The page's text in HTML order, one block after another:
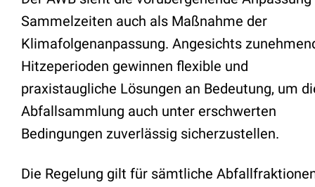
Sammelzeiten auch als Maßnahme der
Klimafolgenanpassung. Angesichts
Hitzeperioden gewinnen flexible und
praxistaugliche Lösungen an Bedeutung, um
Abfallsammlung auch unter erschwerten
Bedingungen zuverlässig sicherzustellen.
Die Regelung gilt für sämtliche